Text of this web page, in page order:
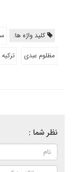
کلید واژه ها:
مظلوم عبدی
ترکیه
نظر شما :